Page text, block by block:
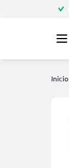
Inicio